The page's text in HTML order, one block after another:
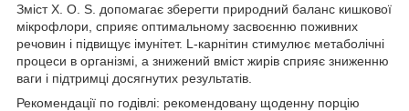
Зміст X. O. S. допомагає зберегти природний баланс кишкової
мікрофлори, сприяє оптимальному засвоєнню поживних
речовин і підвищує імунітет. L-карнітин стимулює метаболічні
процеси в організмі, а знижений вміст жирів сприяє зниженню
ваги і підтримці досягнутих результатів.
Рекомендації по годівлі: рекомендовану щоденну порцію